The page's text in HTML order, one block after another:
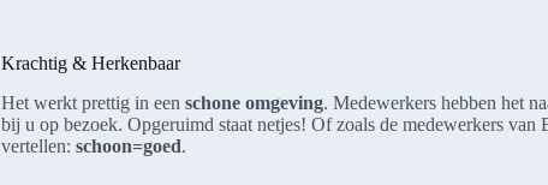
Krachtig & Herkenbaar
Het werkt prettig in een schone omgeving. Medewerkers hebben het
bij u op bezoek. Opgeruimd staat netjes! Of zoals de medewerkers van
vertellen: schoon=goed.